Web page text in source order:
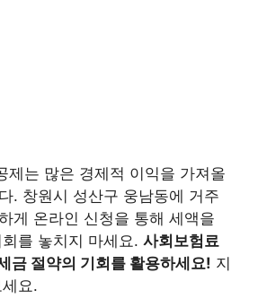
제는 많은 경제적 이익을 가져올
. 창원시 성산구 웅남동에 거주
게 온라인 신청을 통해 세액을
를 놓치지 마세요. 사회보험료
금 절약의 기회를 활용하세요! 지
요.